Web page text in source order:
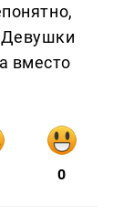
Девушки
вместо
0